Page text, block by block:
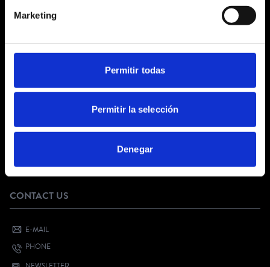
Marketing
Permitir todas
Permitir la selección
Denegar
GENERAL TERMS AND CONDITIONS
LEGAL NOTICE
SOCIAL NETWORKS PRIVACY
CUSTOMER SERVICE
FAQ
YOUTH CULTURAL VOUCHER
CONTACT US
E-MAIL
PHONE